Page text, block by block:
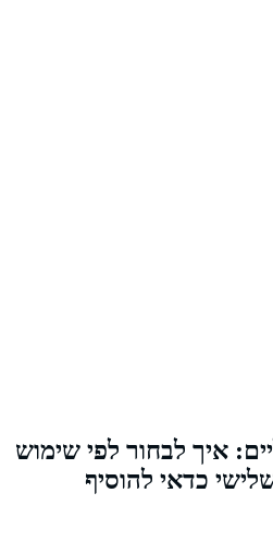
איך לבחור לפי שימוש
כדאי להוסיף